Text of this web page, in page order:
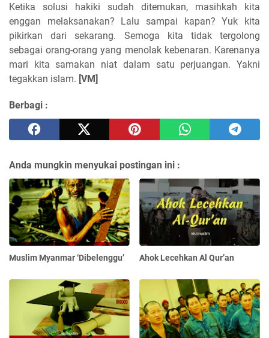
Ketika solusi hakiki sudah ditemukan, masihkah kita
enggan melaksanakan? Lalu sampai kapan? Yuk kita
pikirkan dari sekarang. Semoga kita tidak tergolong
sebagai orang-orang yang menolak kebenaran. Karenanya
mari kita samakan niat dalam satu perjuangan. Yakni
tegakkan islam. [VM]
Berbagi :
Anda mungkin menyukai postingan ini :
Muslim Myanmar ‘Dibelenggu’ Ahok Lecehkan Al Qur’an